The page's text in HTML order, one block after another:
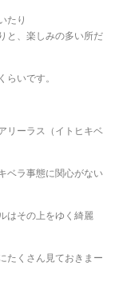
たり
と、楽しみの多い所だ
いです。
リーラス（イトヒキベ
ベラ事態に関心がない
はその上をゆく綺麗
たくさん見ておきまー